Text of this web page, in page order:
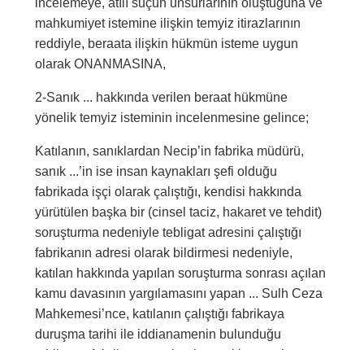
incelemeye, atılı suçun unsurlarının oluştuğuna ve
mahkumiyet istemine ilişkin temyiz itirazlarının
reddiyle, beraata ilişkin hükmün isteme uygun
olarak ONANMASINA,
2-Sanık ... hakkında verilen beraat hükmüne
yönelik temyiz isteminin incelenmesine gelince;
Katılanın, sanıklardan Necip’in fabrika müdürü,
sanık ...’in ise insan kaynakları şefi olduğu
fabrikada işçi olarak çalıştığı, kendisi hakkında
yürütülen başka bir (cinsel taciz, hakaret ve tehdit)
soruşturma nedeniyle tebligat adresini çalıştığı
fabrikanın adresi olarak bildirmesi nedeniyle,
katılan hakkında yapılan soruşturma sonrası açılan
kamu davasının yargılamasını yapan ... Sulh Ceza
Mahkemesi’nce, katılanın çalıştığı fabrikaya
duruşma tarihi ile iddianamenin bulunduğu